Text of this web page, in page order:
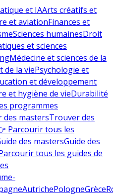
et IAArts créatifs et
et aviationFinances et
Sciences humainesDroit
et sciences
Médecine et sciences de la
de la viePsychologie et
et développement
et hygiène de vieDurabilité
programmes
des mastersTrouver des
Parcourir tous les
des mastersGuide des
tous les guides de
AutrichePologneGrèce